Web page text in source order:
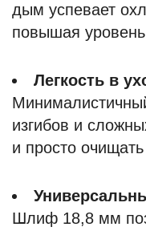
дым успевает
повышая
Легкость в
изгибов и
и просто
Шлиф 18,8 мм